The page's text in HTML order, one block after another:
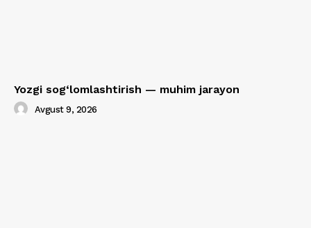
Yozgi sog‘lomlashtirish — muhim jarayon
Avgust 9, 2026